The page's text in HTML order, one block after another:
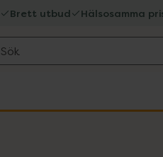
Brett utbud Hälsosamma
Sök